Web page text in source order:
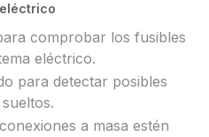
comprobar los fusibles
eléctrico.
para detectar posibles
a masa estén